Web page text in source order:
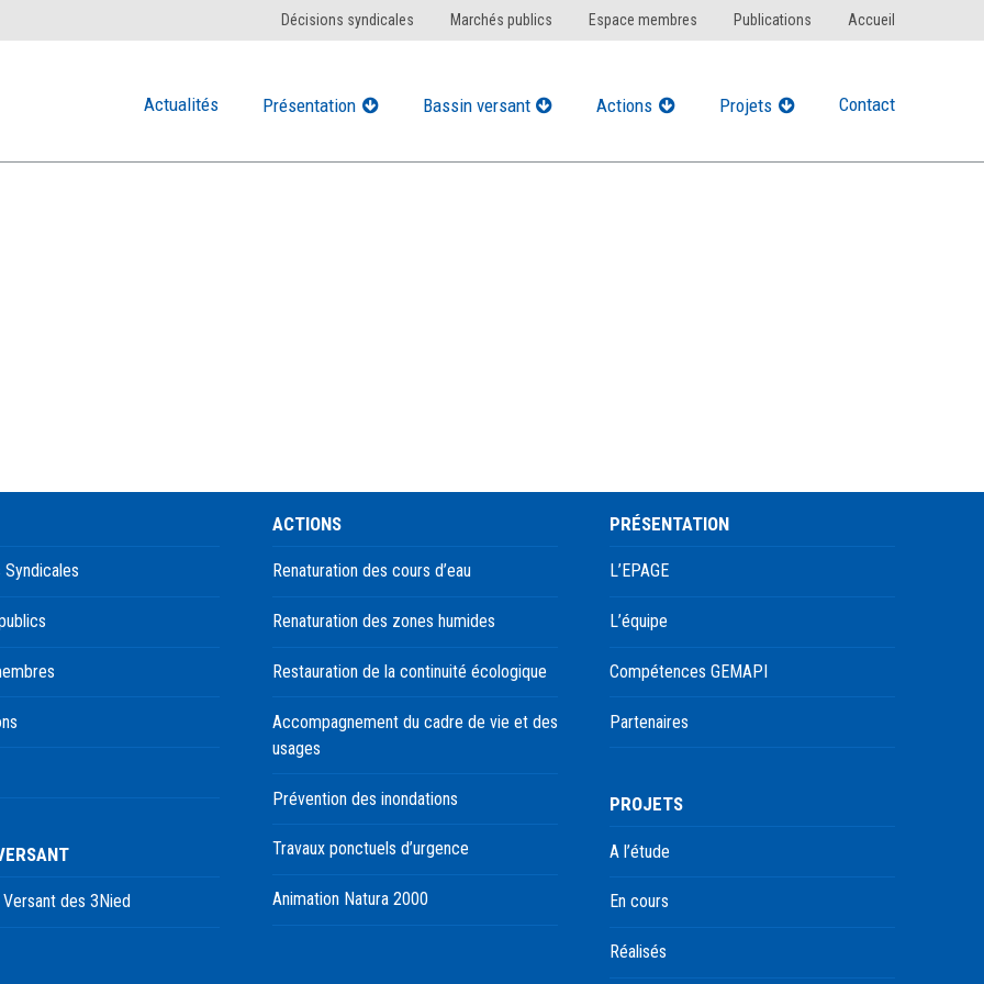
Décisions syndicales Marchés publics Espace membres Publications Accueil
Actualités Présentation Bassin versant Actions Projets Contact
des 3Nied
ACTIONS
Renaturation des cours d’eau
Renaturation des zones humides
Restauration de la continuité écologique
Accompagnement du cadre de vie et des
usages
Prévention des inondations
Travaux ponctuels d’urgence
Animation Natura 2000
PRÉSENTATION
L’EPAGE
L’équipe
Compétences GEMAPI
Partenaires
PROJETS
A l’étude
En cours
Réalisés